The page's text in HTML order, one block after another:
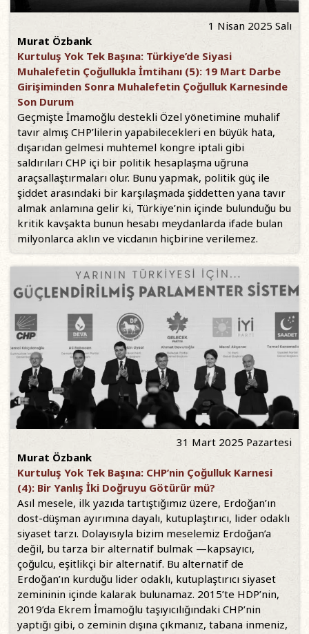
1 Nisan 2025 Salı
Murat Özbank
Kurtuluş Yok Tek Başına: Türkiye’de Siyasi
Muhalefetin Çoğullukla İmtihanı (5): 19 Mart Darbe
Girişiminden Sonra Muhalefetin Çoğulluk Karnesinde
Son Durum
Geçmişte İmamoğlu destekli Özel yönetimine muhalif
tavır almış CHP’lilerin yapabilecekleri en büyük hata,
dışarıdan gelmesi muhtemel kongre iptali gibi
saldırıları CHP içi bir politik hesaplaşma uğruna
araçsallaştırmaları olur. Bunu yapmak, politik güç ile
şiddet arasındaki bir karşılaşmada şiddetten yana tavır
almak anlamına gelir ki, Türkiye’nin içinde bulunduğu bu
kritik kavşakta bunun hesabı meydanlarda ifade bulan
milyonlarca aklın ve vicdanın hiçbirine verilemez.
31 Mart 2025 Pazartesi
Murat Özbank
Kurtuluş Yok Tek Başına: CHP’nin Çoğulluk Karnesi
(4): Bir Yanlış İki Doğruyu Götürür mü?
Asıl mesele, ilk yazıda tartıştığımız üzere, Erdoğan’ın
dost-düşman ayırımına dayalı, kutuplaştırıcı, lider odaklı
siyaset tarzı. Dolayısıyla bizim meselemiz Erdoğan’a
değil, bu tarza bir alternatif bulmak —kapsayıcı,
çoğulcu, eşitlikçi bir alternatif. Bu alternatif de
Erdoğan’ın kurduğu lider odaklı, kutuplaştırıcı siyaset
zemininin içinde kalarak bulunamaz. 2015’te HDP’nin,
2019’da Ekrem İmamoğlu taşıyıcılığındaki CHP’nin
yaptığı gibi, o zeminin dışına çıkmanız, tabana inmeniz,